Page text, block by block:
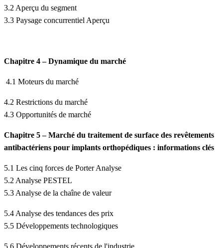
3.2 Aperçu du segment
3.3 Paysage concurrentiel Aperçu
Chapitre 4 – Dynamique du marché
4.1 Moteurs du marché
4.2 Restrictions du marché
4.3 Opportunités de marché
Chapitre 5 – Marché du traitement de surface des revêtements
antibactériens pour implants orthopédiques : informations clés
5.1 Les cinq forces de Porter Analyse
5.2 Analyse PESTEL
5.3 Analyse de la chaîne de valeur
5.4 Analyse des tendances des prix
5.5 Développements technologiques